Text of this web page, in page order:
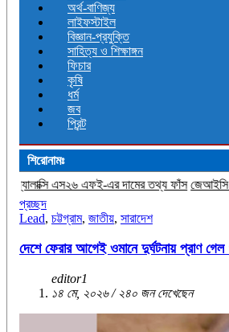
অর্থ-বাণিজ্য
লাইফস্টাইল
বিজ্ঞান-প্রযুক্তি
সাহিত্য ও শিক্ষাঙ্গন
ফিচার
কৃষি
ধর্ম
জব
প্রিন্ট
শিরোনামঃ
এফই-এর দামের তথ্য ফাঁস জেআইসি সেলে তারেক
প্রচ্ছদ
Lead, চট্টগ্রাম, জাতীয়, সারাদেশ
দেশে ফেরার আগেই ওমানে দুর্ঘটনায় প্রাণ
editor1
১৪ মে, ২০২৬ / ২৪০ জন দেখেছেন